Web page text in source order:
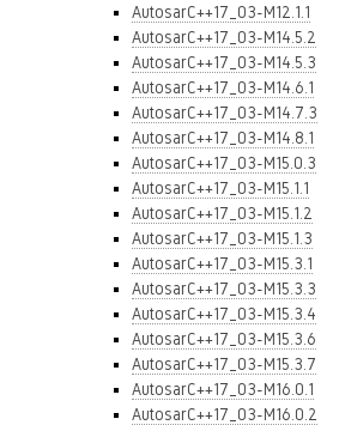
AutosarC++17_03-M12.1.1
AutosarC++17_03-M14.5.2
AutosarC++17_03-M14.5.3
AutosarC++17_03-M14.6.1
AutosarC++17_03-M14.7.3
AutosarC++17_03-M14.8.1
AutosarC++17_03-M15.0.3
AutosarC++17_03-M15.1.1
AutosarC++17_03-M15.1.2
AutosarC++17_03-M15.1.3
AutosarC++17_03-M15.3.1
AutosarC++17_03-M15.3.3
AutosarC++17_03-M15.3.4
AutosarC++17_03-M15.3.6
AutosarC++17_03-M15.3.7
AutosarC++17_03-M16.0.1
AutosarC++17_03-M16.0.2